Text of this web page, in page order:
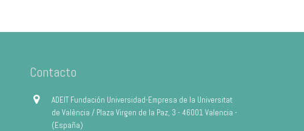
Contacto
ADEIT Fundación Universidad-Empresa de la Universitat
de València / Plaza Virgen de la Paz, 3 - 46001 Valencia -
(España)